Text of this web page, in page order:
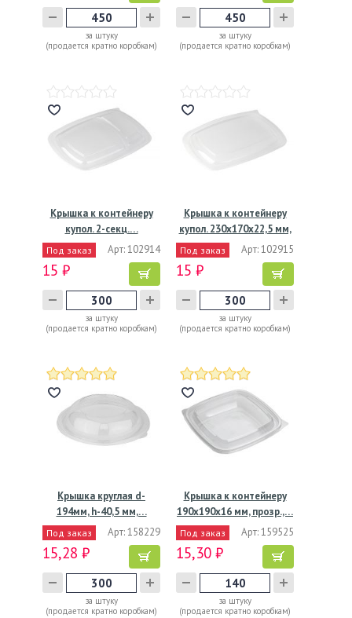
за штуку
(продается кратно коробкам)
за штуку
(продается кратно коробкам)
Крышка к контейнеру
купол. 2-секц.…
Под заказ Арт: 102914
15 ₽
за штуку
(продается кратно коробкам)
Крышка к контейнеру
купол. 230х170х22,5 мм,
Под заказ Арт: 102915
15 ₽
за штуку
(продается кратно коробкам)
Крышка круглая d-
194мм, h-40,5 мм,…
Под заказ Арт: 158229
15,28 ₽
за штуку
(продается кратно коробкам)
Крышка к контейнеру
190х190х16 мм, прозр.,…
Под заказ Арт: 159525
15,30 ₽
за штуку
(продается кратно коробкам)